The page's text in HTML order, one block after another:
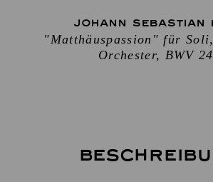
JOHANN SEBASTIAN
"Matthäuspassion" für
Orchester, BWV